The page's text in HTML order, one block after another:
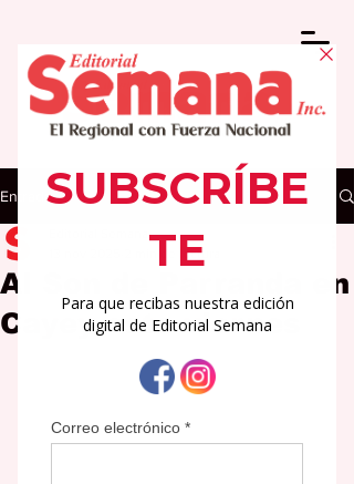
Entrada
Al Son de Parranda en
Cayey este viernes
2 min de lectura